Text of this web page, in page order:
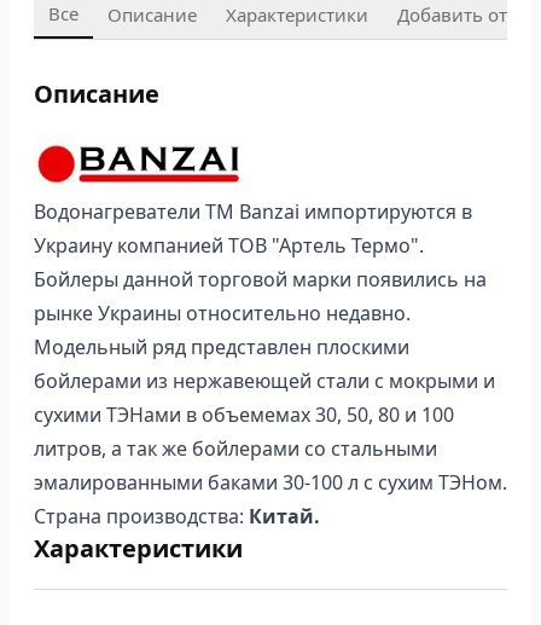
Все Описание Характеристики Добавить отзыв
Описание
Водонагреватели ТМ Banzai импортируются в
Украину компанией ТОВ "Артель Термо".
Бойлеры данной торговой марки появились на
рынке Украины относительно недавно.
Модельный ряд представлен плоскими
бойлерами из нержавеющей стали с мокрыми и
сухими ТЭНами в объемемах 30, 50, 80 и 100
литров, а так же бойлерами со стальными
эмалированными баками 30-100 л с сухим ТЭНом.
Страна производства: Китай.
Характеристики